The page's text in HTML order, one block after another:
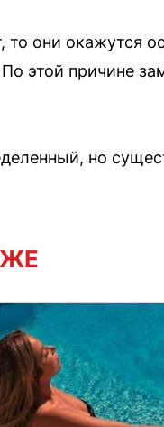
они окажутся
этой причине
но